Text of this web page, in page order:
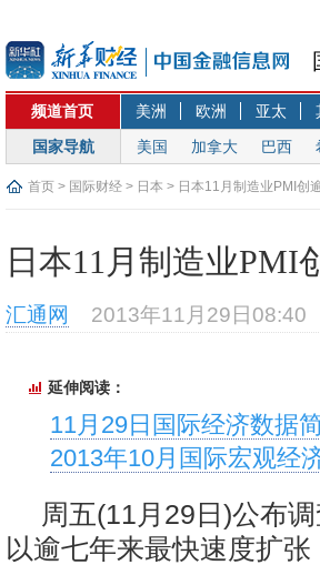
频道首页 美洲 欧洲 亚太
国家导航
美国 加拿大 巴西
首页 > 国际财经 > 日本 > 日本11月制造业PMI创
日本11月制造业PMI
汇通网 2013年11月29日08:40
延伸阅读：
11月29日国际经济数据
2013年10月国际宏观经
周五(11月29日)公布
以逾七年来最快速度扩